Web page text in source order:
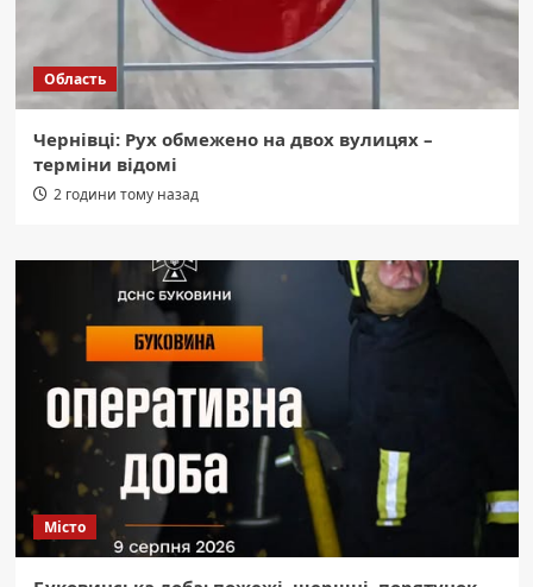
Область
Чернівці: Рух обмежено на двох вулицях –
терміни відомі
2 години тому назад
Місто